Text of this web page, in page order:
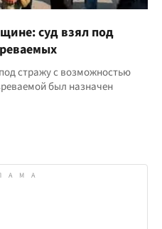
суд взял под
стражу с возможностью
был назначен